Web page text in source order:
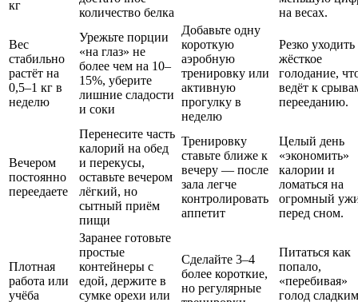
кг
количество белка
на весах.
Вес
стабильно
растёт на
0,5–1 кг в
неделю
Урежьте порции
«на глаз» не
более чем на 10–
15%, уберите
лишние сладости
и соки
Добавьте одну
короткую
аэробную
тренировку или
активную
прогулку в
неделю
Резко уходить
жёсткое
голодание,
ведёт к
перееданию.
Вечером
постоянно
переедаете
Перенесите часть
калорий на обед
и перекусы,
оставьте вечером
лёгкий, но
сытный приём
пищи
Тренировку
ставьте ближе к
вечеру — после
зала легче
контролировать
аппетит
Целый день
«экономить»
калории и
ломаться на
огромный
перед сном.
Плотная
работа или
учёба
Заранее готовьте
простые
контейнеры с
едой, держите в
сумке орехи или
Сделайте 3–4
более короткие,
но регулярные
Питаться как
попало,
«перебивая»
голод сладким